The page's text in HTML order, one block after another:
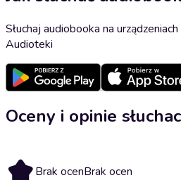
Słuchaj audiobooka na
Audioteki
Oceny i opinie
Brak ocenBrak ocen